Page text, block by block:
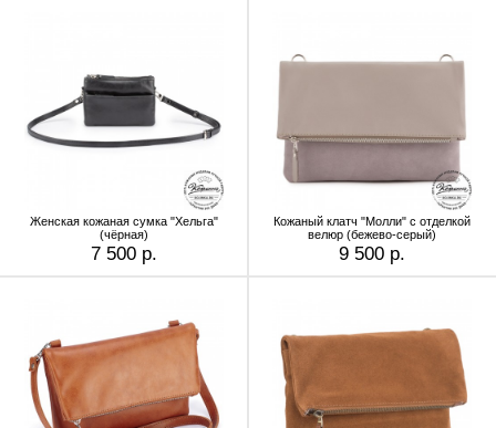
Женская кожаная сумка "Хельга"
(чёрная)
7 500 р.
Кожаный клатч "Молли" с отделкой
велюр (бежево-серый)
9 500 р.